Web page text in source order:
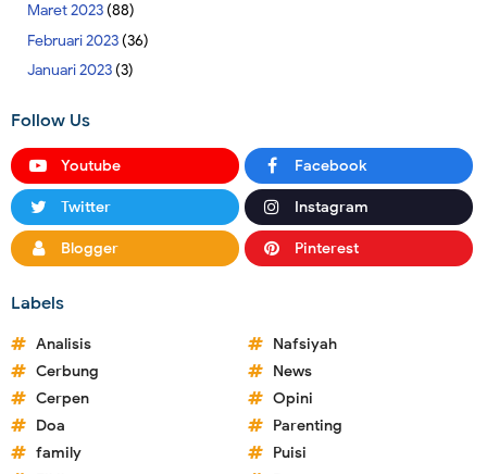
Maret 2023(88)
Februari 2023(36)
Januari 2023(3)
Follow Us
Youtube Facebook
Twitter Instagram
Blogger Pinterest
Labels
Analisis
Cerbung
Cerpen
Doa
family
Nafsiyah
News
Opini
Parenting
Puisi